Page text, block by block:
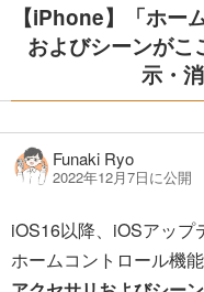
【iPhone】「ホー
およびシーンがこ
示・
Funaki Ryo
2022年12月7日に公開
iOS16以降、iOSアップ
ホームコントロール機